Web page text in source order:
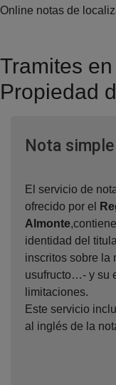
Online notas de
Tramites
Propiedad
Nota simple
El servicio de
ofrecido por el
Almonte
identidad del
inscritos sobre la
usufructo…- y su
limitaciones.
Este servicio
al inglés de la